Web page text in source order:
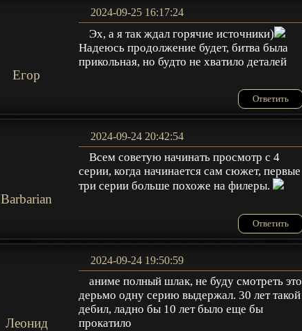
Егор
2024-09-25 16:17:24
Эх, а я так ждал горячие источники)
Надеюсь продолжение будет, битва была
прикольная, но будто не хватило деталей
Ответить
Barbarian
2024-09-24 20:42:54
Всем советую начинать просмотр с 4
серии, когда начинается сам сюжет, первые
три серии больше похоже на филеры.
Ответить
Леонид
2024-09-24 19:50:59
аниме полный шлак, не буду смотреть это
дерьмо одну серию выдержал. 30 лет такой
дебил, ладно бы 10 лет было еще бы
прокатило